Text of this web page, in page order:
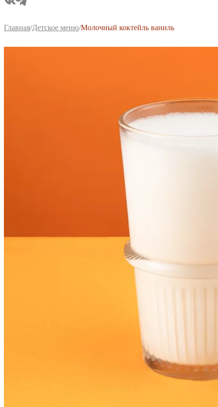
Главная/Детское меню/Молочный коктейль ваниль